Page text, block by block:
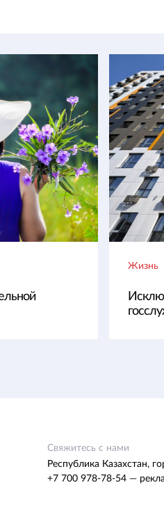
Жизнь
Свяжитесь с нами
Республика Казахстан,
+7 700 978-78-54 —